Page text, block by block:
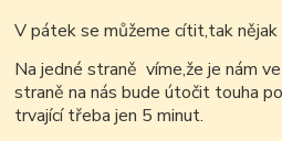
V pátek se můžeme cítit,tak nějak
Na jedné straně víme,že je nám
straně na nás bude útočit touha
trvající třeba jen 5 minut.